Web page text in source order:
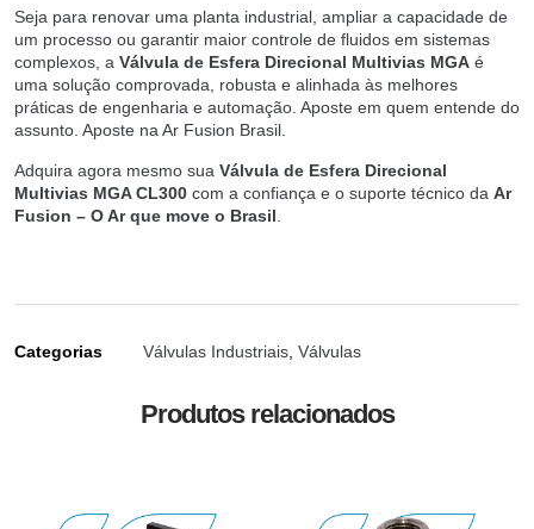
Seja para renovar uma planta industrial, ampliar a capacidade de
um processo ou garantir maior controle de fluidos em sistemas
complexos, a Válvula de Esfera Direcional Multivias MGA é
uma solução comprovada, robusta e alinhada às melhores
práticas de engenharia e automação. Aposte em quem entende do
assunto. Aposte na Ar Fusion Brasil.
Adquira agora mesmo sua Válvula de Esfera Direcional
Multivias MGA CL300 com a confiança e o suporte técnico da Ar
Fusion – O Ar que move o Brasil
Categorias Válvulas Industriais, Válvulas
Produtos relacionados